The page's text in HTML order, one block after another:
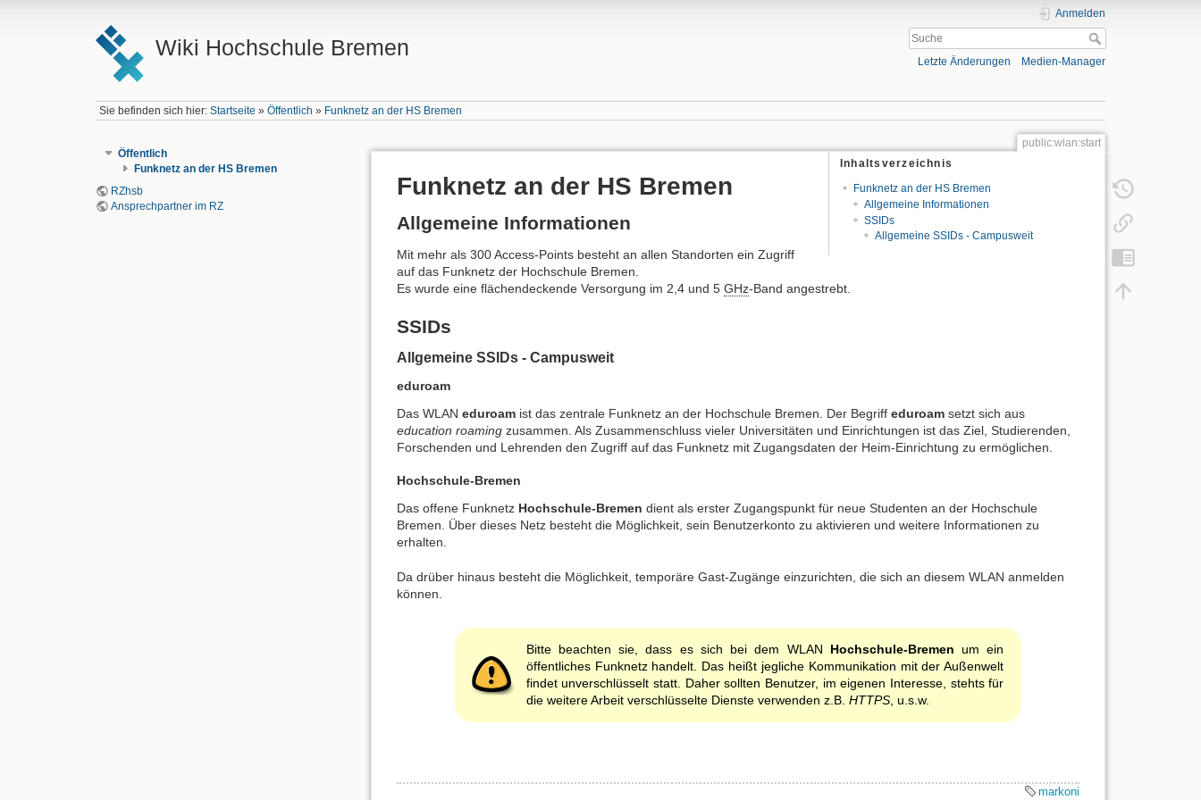
Wiki Hochschule Bremen
Anmelden
Letzte Änderungen Medien-Manager
Sie befinden sich hier:Startseite »Öffentlich » Funknetz an der HS Bremen
Öffentlich
Funknetz an der HS Bremen
RZhsb
Ansprechpartner im RZ
public:wlan:start
Inhaltsverzeichnis
Funknetz an der HS Bremen
Allgemeine Informationen
SSIDs
Allgemeine SSIDs - Campusweit
Funknetz an der HS Bremen
Allgemeine Informationen
Mit mehr als 300 Access-Points besteht an allen Standorten ein Zugriff
auf das Funknetz der Hochschule Bremen.
Es wurde eine flächendeckende Versorgung im 2,4 und 5GHz-Band angestrebt.
SSIDs
Allgemeine SSIDs - Campusweit
eduroam
Das WLANeduroam ist das zentrale Funknetz an der Hochschule Bremen. Der Begriffeduroamsetzt sich aus
education roaming zusammen. Als Zusammenschluss vieler Universitäten und Einrichtungen ist das Ziel, Studierenden,
Forschenden und Lehrenden den Zugriff auf das Funknetz mit Zugangsdaten der Heim-Einrichtung zu ermöglichen.
Hochschule-Bremen
Das offene Funknetz Hochschule-Bremen dient als erster Zugangspunkt für neue Studenten an der Hochschule
Bremen. Über dieses Netz besteht die Möglichkeit, sein Benutzerkonto zu aktivieren und weitere Informationen zu
erhalten.
Da drüber hinaus besteht die Möglichkeit, temporäre Gast-Zugänge einzurichten, die sich an diesem WLAN anmelden
können.
Bitte beachten sie, dass es sich bei dem WLAN Hochschule-Bremen um ein
öffentliches Funknetz handelt. Das heißt jegliche Kommunikation mit der Außenwelt
findet unverschlüsselt statt. Daher sollten Benutzer, im eigenen Interesse, stehts für
die weitere Arbeit verschlüsselte Dienste verwenden z.B. HTTPS, u.s.w.
markoni